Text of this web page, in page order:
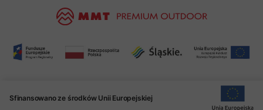
Sfinansowano ze środków Unii Europejskiej